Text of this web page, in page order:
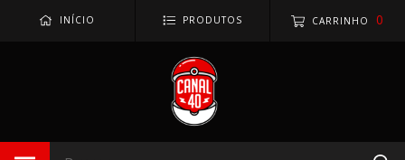
INÍCIO PRODUTOS CARRINHO 0